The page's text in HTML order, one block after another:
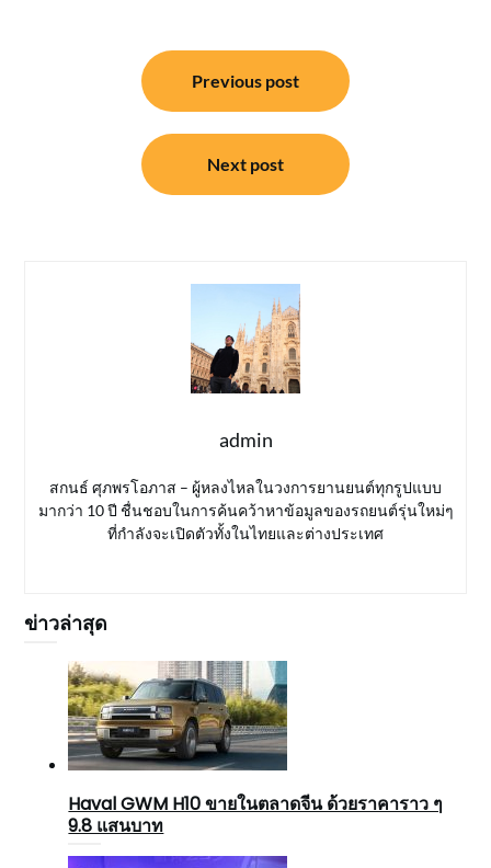
Previous post
Next post
admin
สกนธ์ ศุภพรโอภาส – ผู้หลงไหลในวงการยานยนต์ทุกรูปแบบ
มากว่า 10 ปี ชื่นชอบในการค้นคว้าหาข้อมูลของรถยนต์รุ่นใหม่ๆ
ที่กำลังจะเปิดตัวทั้งในไทยและต่างประเทศ
ข่าวล่าสุด
Haval GWM H10 ขายในตลาดจีน ด้วยราคาราว ๆ
9.8 แสนบาท